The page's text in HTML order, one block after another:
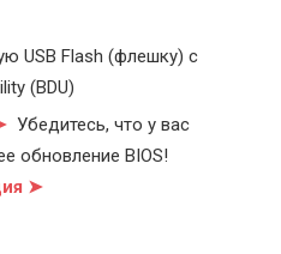
USB Flash (флешку) с
(BDU)
Убедитесь, что у вас
обновление BIOS!
➤